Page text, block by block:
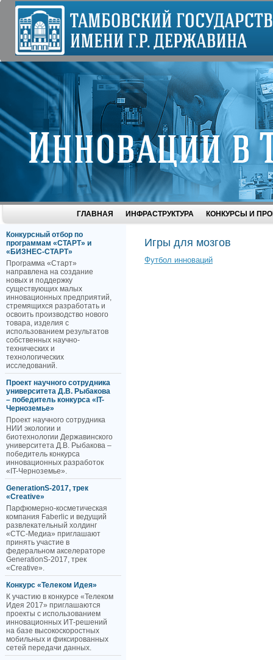
ГЛАВНАЯ ИНФРАСТРУКТУРА КОНКУРСЫ И
Конкурсный отбор по
программам «СТАРТ» и
«БИЗНЕС-СТАРТ»
Программа «Старт»
направлена на создание
новых и поддержку
существующих малых
инновационных предприятий,
стремящихся разработать и
освоить производство нового
товара, изделия с
использованием результатов
собственных научно-
технических и
технологических
исследований.
Проект научного сотрудника
университета Д.В. Рыбакова
– победитель конкурса «IT-
Черноземье»
Проект научного сотрудника
НИИ экологии и
биотехнологии Державинского
университета Д.В. Рыбакова –
победитель конкурса
инновационных разработок
«IT-Черноземье».
GenerationS-2017, трек
«Creative»
Парфюмерно-косметическая
компания Faberlic и ведущий
развлекательный холдинг
«СТС-Медиа» приглашают
принять участие в
федеральном акселераторе
GenerationS-2017, трек
«Creative».
Конкурс «Телеком Идея»
К участию в конкурсе «Телеком
Идея 2017» приглашаются
проекты с использованием
инновационных ИТ-решений
на базе высокоскоростных
мобильных и фиксированных
сетей передачи данных.
Игры для мозгов
Футбол инноваций